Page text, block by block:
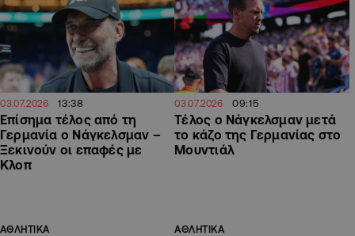
03.07.2026 13:38
Επίσημα τέλος από τη
Γερμανία ο Νάγκελσμαν –
Ξεκινούν οι επαφές με
Κλοπ
03.07.2026 09:15
Τέλος ο Νάγκελσμαν μετά
το κάζο της Γερμανίας στο
Μουντιάλ
ΑΘΛΗΤΙΚΑ ΑΘΛΗΤΙΚΑ